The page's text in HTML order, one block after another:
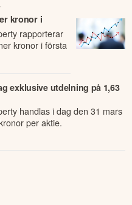
kronor i
rapporterar
kronor i första
exklusive utdelning på 1,63
handlas i dag den 31 mars
per aktie.